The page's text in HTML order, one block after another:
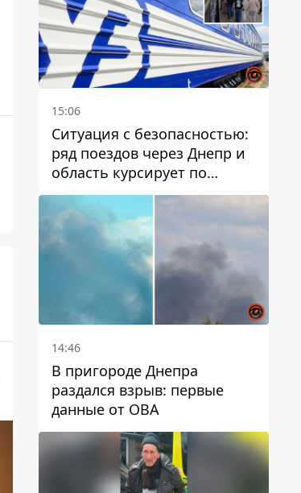
15:06
Ситуация с безопасностью:
ряд поездов через Днепр и
область курсирует по
измененному маршруту, а
часть пути заменили
автобусами и электричками
14:46
В пригороде Днепра
раздался взрыв: первые
данные от ОВА